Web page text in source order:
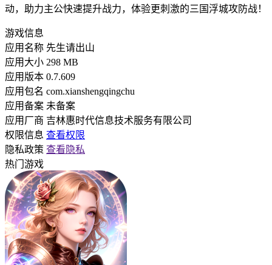
动，助力主公快速提升战力，体验更刺激的三国浮城攻防战！
游戏信息
应用名称 先生请出山
应用大小 298 MB
应用版本 0.7.609
应用包名 com.xianshengqingchu
应用备案 未备案
应用厂商 吉林惠时代信息技术服务有限公司
权限信息 查看权限
隐私政策 查看隐私
热门游戏